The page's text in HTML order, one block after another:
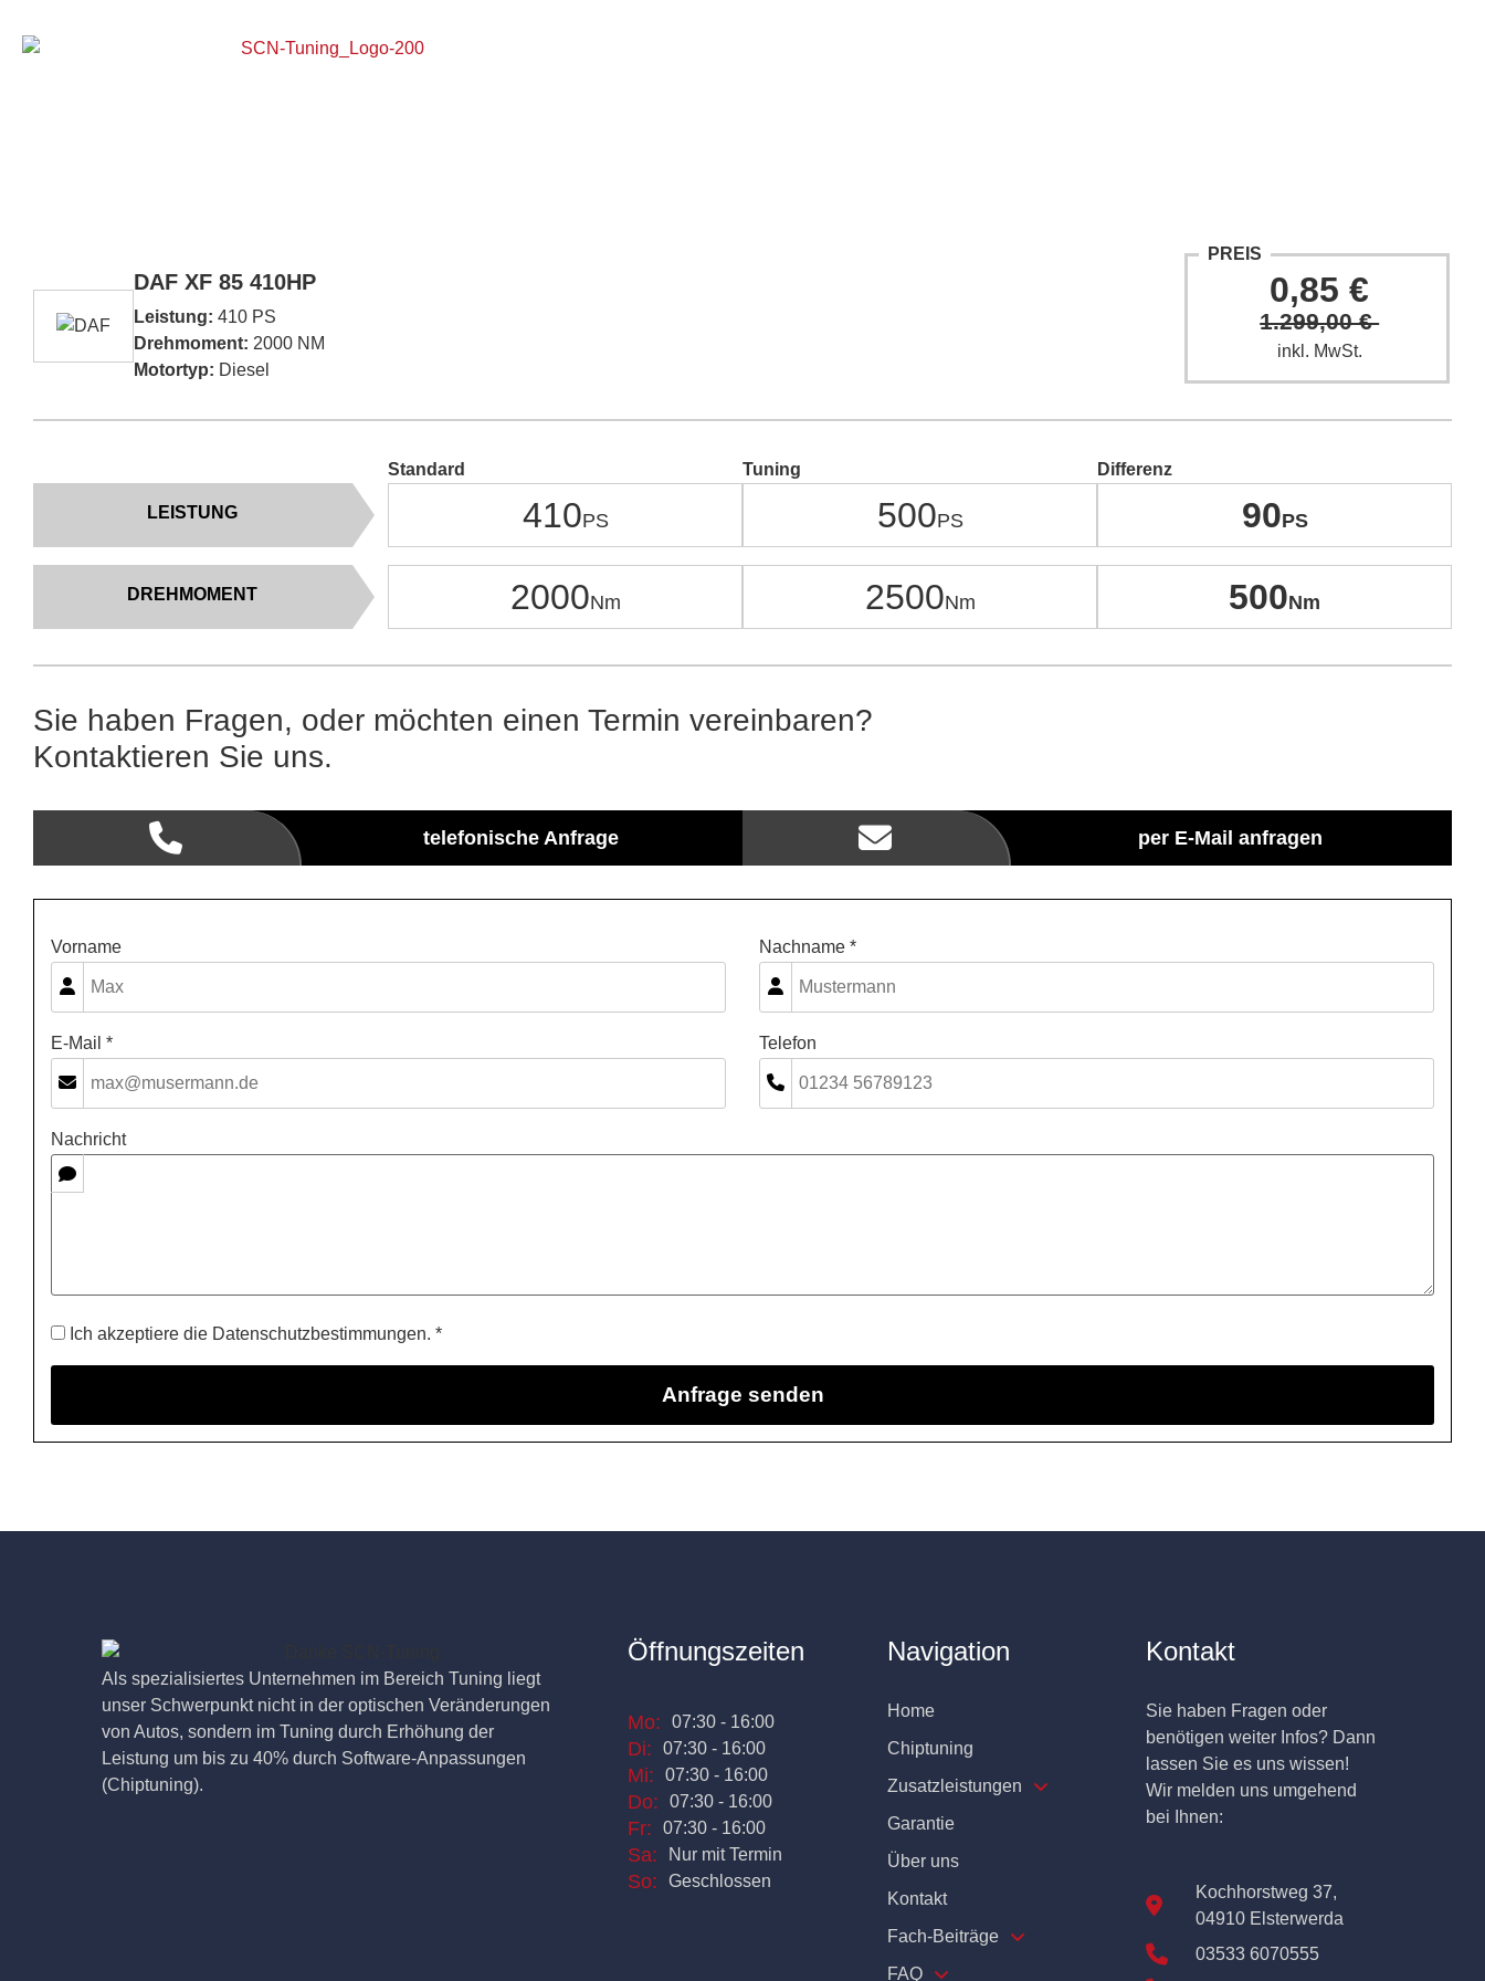
DAF XF 85 410HP
Leistung: 410 PS
Drehmoment: 2000 NM
Motortyp: Diesel
PREIS
0,85 €
1.299,00 €
inkl. MwSt.
LEISTUNG
DREHMOMENT
Standard
410
2000
Tuning
500
2500
Differenz
90
500
Sie haben Fragen, oder möchten einen Termin vereinbaren?
Kontaktieren Sie uns.
telefonische Anfrage per E-Mail anfragen
Vorname Nachname *
E-Mail * Telefon
Nachricht
Ich akzeptiere die Datenschutzbestimmungen. *
Als spezialisiertes Unternehmen im Bereich Tuning liegt
unser Schwerpunkt nicht in der optischen Veränderungen
von Autos, sondern im Tuning durch Erhöhung der
Leistung um bis zu 40% durch Software-Anpassungen
(Chiptuning).
Öffnungszeiten
Mo: 07:30 - 16:00
Di: 07:30 - 16:00
Mi: 07:30 - 16:00
Do: 07:30 - 16:00
Fr: 07:30 - 16:00
Sa: Nur mit Termin
So: Geschlossen
Navigation
Home
Chiptuning
Zusatzleistungen
Garantie
Über uns
Kontakt
Fach-Beiträge
FAQ
Kontakt
Sie haben Fragen oder
benötigen weiter Infos? Dann
lassen Sie es uns wissen!
Wir melden uns umgehend
bei Ihnen:
Kochhorstweg 37,
04910 Elsterwerda
03533 6070555